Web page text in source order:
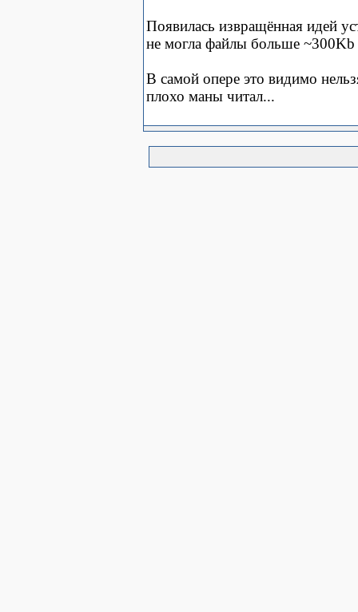
Появилась извращённая идей
не могла файлы больше ~300Kb
В самой опере это видимо
плохо маны читал...